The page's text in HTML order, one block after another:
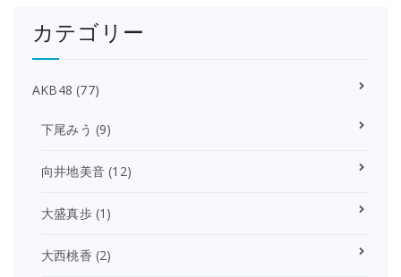
カテゴリー
AKB48 (77)
下尾みう (9)
向井地美音 (12)
大盛真歩(1)
大西桃香 (2)